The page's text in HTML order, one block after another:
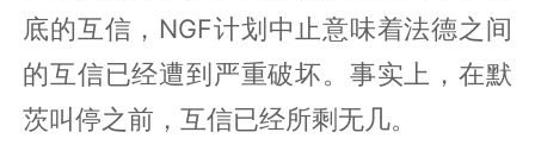
底的互信，NGF计划中止意味着法德之间
的互信已经遭到严重破坏。事实上，在默
茨叫停之前，互信已经所剩无几。